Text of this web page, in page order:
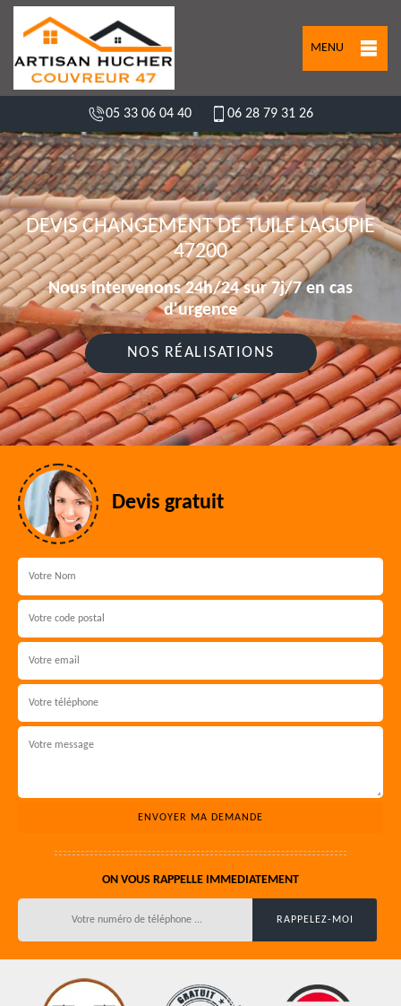
MENU
05 33 06 04 40 06 28 79 31 26
DEVIS CHANGEMENT DE TUILE LAGUPIE
47200
Nous intervenons 24h/24 sur 7j/7 en cas
d'urgence
NOS RÉALISATIONS
Devis gratuit
ON VOUS RAPPELLE IMMEDIATEMENT